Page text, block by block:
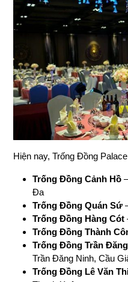
Hiện nay, Trống Đồng
Trống Đồng Cảnh Hồ
Đa
Trống Đồng Quán Sứ
Trống Đồng Hàng Cót
Trống Đồng Thành
Trống Đồng Trần
Trần Đăng Ninh, Cầu
Trống Đồng Lê Văn